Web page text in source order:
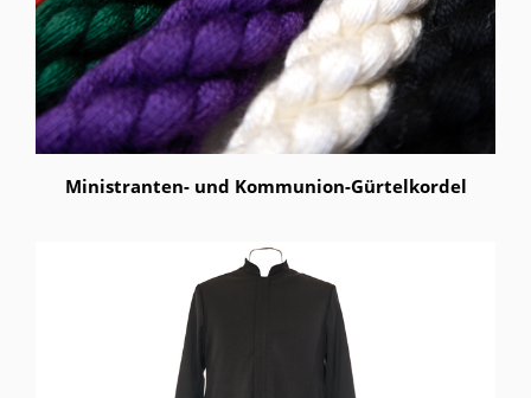
Ministranten- und Kommunion-Gürtelkordel